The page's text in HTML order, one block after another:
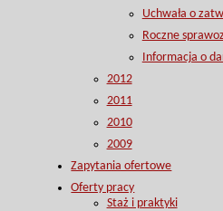
Uchwała o
Roczne
Informacja o
2012
2011
2010
2009
Zapytania ofertowe
Oferty pracy
Staż i praktyki